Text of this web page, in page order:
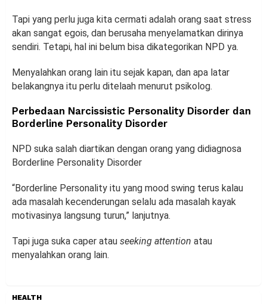
Tapi yang perlu juga kita cermati adalah orang saat stress
akan sangat egois, dan berusaha menyelamatkan dirinya
sendiri. Tetapi, hal ini belum bisa dikategorikan NPD ya.
Menyalahkan orang lain itu sejak kapan, dan apa latar
belakangnya itu perlu ditelaah menurut psikolog.
Perbedaan Narcissistic Personality Disorder dan
Borderline Personality Disorder
NPD suka salah diartikan dengan orang yang didiagnosa
Borderline Personality Disorder
“Borderline Personality itu yang mood swing terus kalau
ada masalah kecenderungan selalu ada masalah kayak
motivasinya langsung turun,” lanjutnya.
Tapi juga suka caper atau seeking attention atau
menyalahkan orang lain.
HEALTH